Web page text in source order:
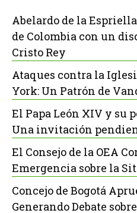
Abelardo de la
de Colombia con un
Cristo Rey
Ataques contra la
York: Un Patrón de
El Papa León XIV y su
Una invitación
El Consejo de la OEA
Emergencia sobre la
Concejo de Bogotá
Generando Debate